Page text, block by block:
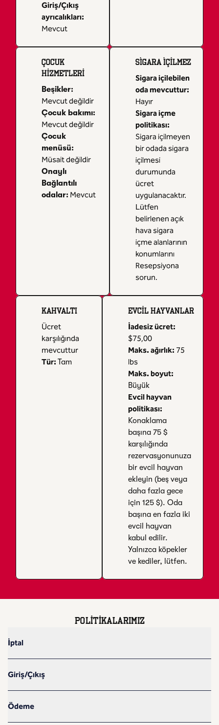
Giriş/Çıkış
ayrıcalıkları:
Mevcut
ÇOCUK
HIZMETLERI
Beşikler:
Mevcut değildir
Çocuk bakımı:
Mevcut değildir
Çocuk
menüsü:
Müsait değildir
Onaylı
Bağlantılı
odalar: Mevcut
SIGARA IÇILMEZ
Sigara içilebilen
oda mevcuttur:
Hayır
Sigara içme
politikası:
Sigara içilmeyen
bir odada sigara
içilmesi
durumunda
ücret
uygulanacaktır.
Lütfen
belirlenen açık
hava sigara
içme alanlarının
konumlarını
Resepsiyona
sorun.
KAHVALTI
Ücret
karşılığında
mevcuttur
Tür: Tam
EVCIL HAYVANLAR
İadesiz ücret:
$75,00
Maks. ağırlık: 75
lbs
Maks. boyut:
Büyük
Evcil hayvan
politikası:
Konaklama
başına 75 $
karşılığında
rezervasyonunuza
bir evcil hayvan
ekleyin (beş veya
daha fazla gece
için 125 $). Oda
başına en fazla iki
evcil hayvan
kabul edilir.
Yalnızca köpekler
ve kediler, lütfen.
POLITIKALARIMIZ
İptal
Giriş/Çıkış
Ödeme